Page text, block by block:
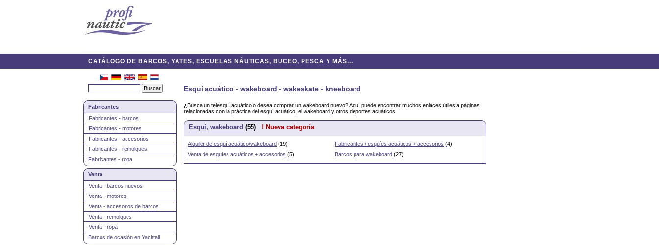
CATÁLOGO DE BARCOS, YATES, ESCUELAS NÁUTICAS, BUCEO, PESCA Y MÁS...
Fabricantes
Fabricantes - barcos
Fabricantes - motores
Fabricantes - accesorios
Fabricantes - remolques
Fabricantes - ropa
Venta
Venta - barcos nuevos
Venta - motores
Venta - accesorios de barcos
Venta - remolques
Venta - ropa
Barcos de ocasión en Yachtall
Esquí acuático - wakeboard - wakeskate - kneeboard
¿Busca un telesquí acuático o desea comprar un wakeboard nuevo? Aquí puede encontrar muchos enlaces útiles a páginas
relacionadas con la práctica del esquí acuático, el wakeboard y otros deportes acuáticos.
Esquí, wakeboard (55) ! Nueva categoría
Alquiler de esquí acuático/wakeboard (19)
Venta de esquíes acuáticos + accesorios (5)
Fabricantes / esquíes acuáticos + accesorios (4)
Barcos para wakeboard (27)